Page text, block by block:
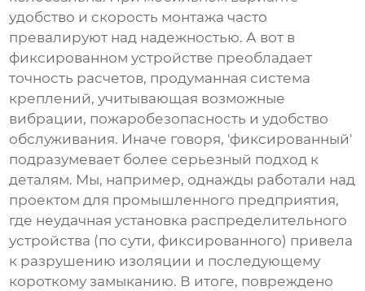
удобство и скорость монтажа часто
превалируют над надежностью. А вот в
фиксированном устройстве преобладает
точность расчетов, продуманная система
креплений, учитывающая возможные
вибрации, пожаробезопасность и удобство
обслуживания. Иначе говоря, 'фиксированный'
подразумевает более серьезный подход к
деталям. Мы, например, однажды работали над
проектом для промышленного предприятия,
где неудачная установка распределительного
устройства (по сути, фиксированного) привела
к разрушению изоляции и последующему
короткому замыканию. В итоге, повреждено